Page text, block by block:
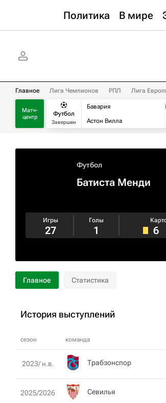
Политика В мире
Главное Лига Чемпионов РПЛ Лига
Матч-
центр
Футбол
Завершен
Бавария
Астон Вилла
Футбол
Батиста Менди
Игры
27
Голы
1 6
Главное Статистика
История выступлений
сезон команда
2023/ н.в. Трабзонспор
2025/2026 Севилья